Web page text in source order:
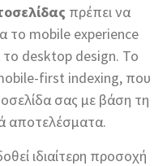
πρέπει να
το mobile experience
το desktop design. Το
first indexing, που
σας με βάση τη
αποτελέσματα.
ιδιαίτερη προσοχή